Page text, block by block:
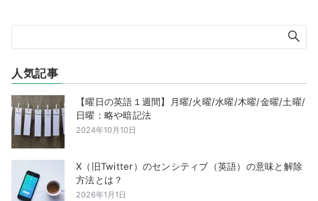
人気記事
【曜日の英語１週間】月曜/火曜/水曜/木曜/金曜/土曜/
日曜：略や暗記法
2024年10月10日
X（旧Twitter）のセンシティブ（英語）の意味と解除
方法とは？
2026年1月1日